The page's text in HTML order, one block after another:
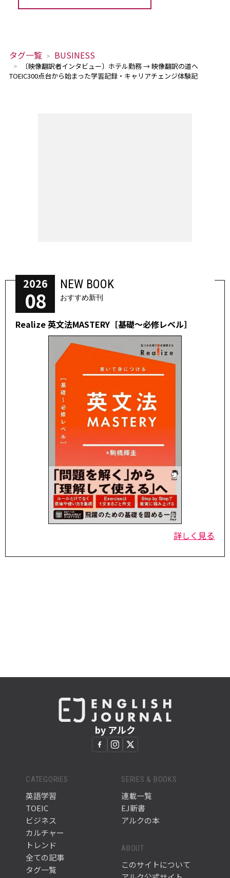
タグ一覧 BUSINESS
〔映像翻訳者インタビュー〕ホテル勤務 → 映像翻訳の道へ
TOEIC300点台から始まった学習記録・キャリアチェンジ体験記
2026
08
NEW BOOK
おすすめ新刊
Realize 英文法MASTERY［基礎～必修レベル］
詳しく見る
by アルク
CATEGORIES
英語学習
TOEIC
ビジネス
カルチャー
トレンド
全ての記事
タグ一覧
SERIES & BOOKS
連載一覧
EJ新書
アルクの本
ABOUT
このサイトについて